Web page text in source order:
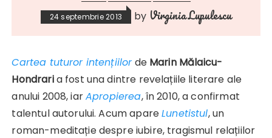
24 septembrie 2013 by Virginia Lupulescu
Cartea tuturor intențiilorde Marin Mălaicu-
Hondraria fost una dintre revelațiile literare ale
anului 2008, iarApropierea, în 2010, a confirmat
talentul autorului. Acum apareLunetistul, un
roman-meditație despre iubire, tragismul relațiilor